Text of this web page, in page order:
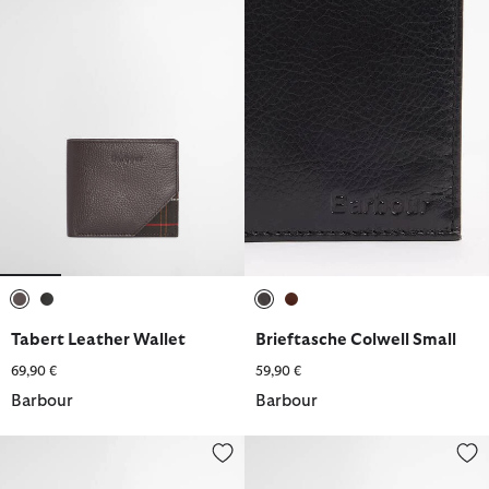
Tabert Leather Wallet
69,90 €
Barbour
Brieftasche Colwell Small
59,90 €
Barbour
Lederportemonnaie Farne Woven Lederportemonnaie Farne